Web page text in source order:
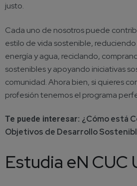
justo.
Cada uno de nosotros puede
estilo de vida sostenible,
energía y agua, reciclando,
sostenibles y apoyando iniciativas
comunidad. Ahora bien, si quieres
profesión tenemos el programa
Te puede interesar: ¿Cómo está
Objetivos de Desarrollo
Estudia eN CUC